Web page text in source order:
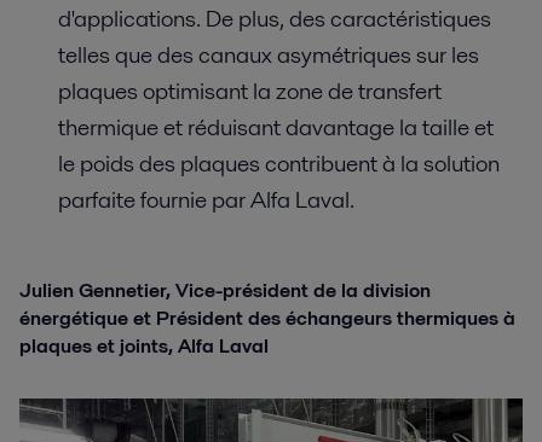
d'applications. De plus, des caractéristiques
telles que des canaux asymétriques sur les
plaques optimisant la zone de transfert
thermique et réduisant davantage la taille et
le poids des plaques contribuent à la solution
parfaite fournie par Alfa Laval.
Julien Gennetier, Vice-président de la division
énergétique et Président des échangeurs thermiques à
plaques et joints, Alfa Laval